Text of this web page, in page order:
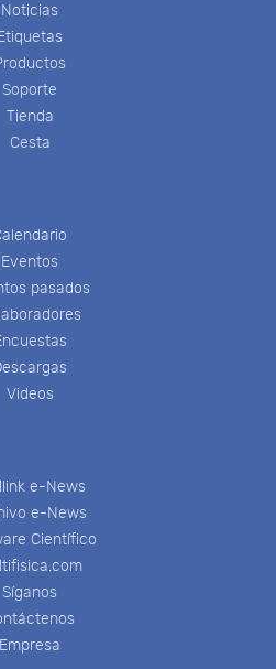
Noticias
Soporte
Tienda
Cesta
Eventos
pasados
Videos
e-News
e-News
Científico
Síganos
Empresa